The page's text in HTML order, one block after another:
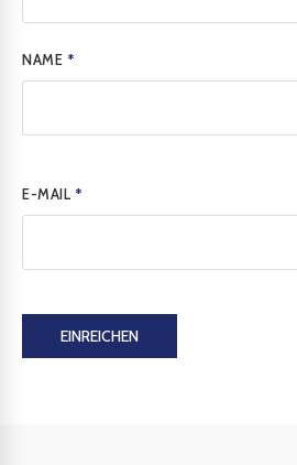
NAME *
E-MAIL *
EINREICHEN